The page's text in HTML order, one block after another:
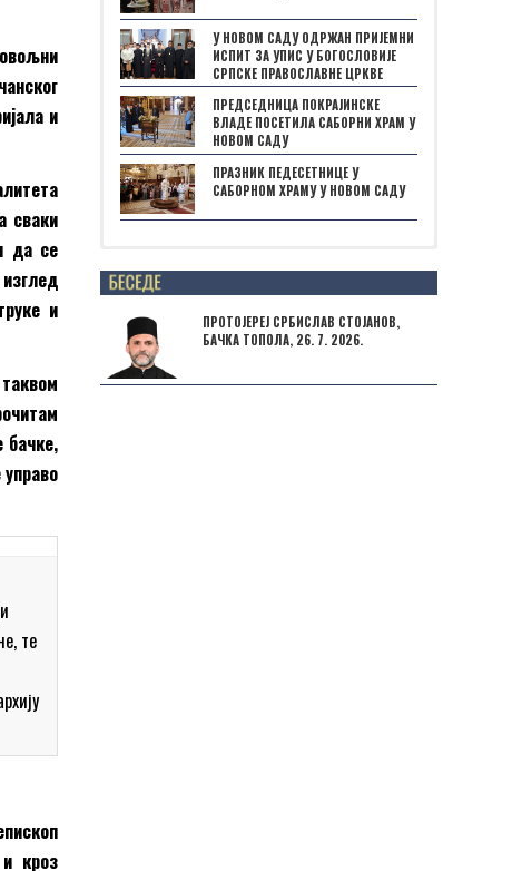
и
сваки
да се
и
бачке,
те
кроз
У НОВОМ САДУ ОДРЖАН ПРИЈЕМНИ
ИСПИТ ЗА УПИС У БОГОСЛОВИЈЕ
СРПСКЕ ПРАВОСЛАВНЕ ЦРКВЕ
ПРЕДСЕДНИЦА ПОКРАЈИНСКЕ
ВЛАДЕ ПОСЕТИЛА САБОРНИ ХРАМ У
НОВОМ САДУ
ПРАЗНИК ПЕДЕСЕТНИЦЕ У
САБОРНОМ ХРАМУ У НОВОМ САДУ
Posts not found
ПРОТОЈЕРЕЈ СРБИСЛАВ СТОЈАНОВ,
БАЧКА ТОПОЛА, 26. 7. 2026.